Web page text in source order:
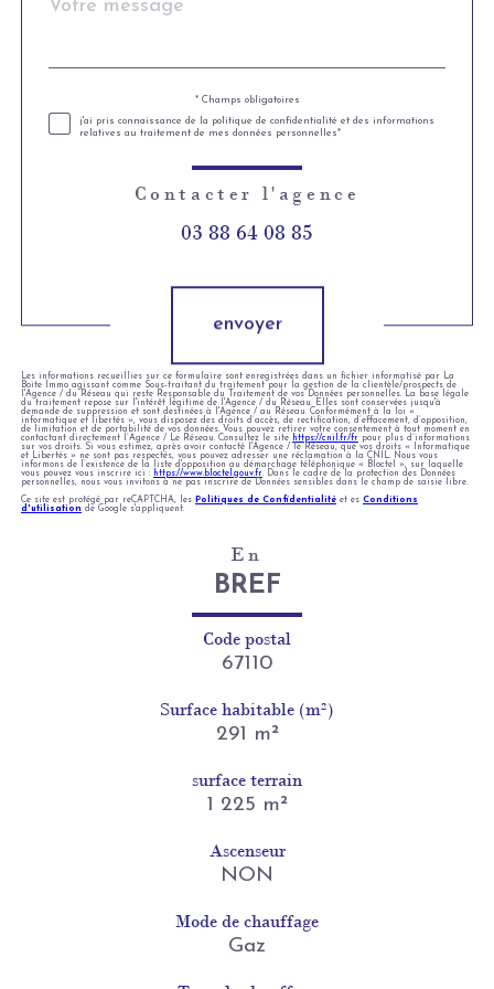
* Champs obligatoires
j'ai pris connaissance de la politique de confidentialité et des informations
relatives au traitement de mes données personnelles*
Contacter l'agence
03 88 64 08 85
envoyer
Les informations recueillies sur ce formulaire sont enregistrées dans un fichier informatisé par La
Boite Immo agissant comme Sous-traitant du traitement pour la gestion de la clientèle/prospects de
l'Agence / du Réseau qui reste Responsable du Traitement de vos Données personnelles. La base légale
du traitement repose sur l'intérêt légitime de l'Agence / du Réseau. Elles sont conservées jusqu'à
demande de suppression et sont destinées à l'Agence / au Réseau. Conformément à la loi «
informatique et libertés », vous disposez des droits d’accès, de rectification, d’effacement, d’opposition,
de limitation et de portabilité de vos données. Vous pouvez retirer votre consentement à tout moment en
contactant directement l’Agence / Le Réseau. Consultez le site
https://cnil.fr/fr pour plus d’informations
sur vos droits. Si vous estimez, après avoir contacté l'Agence / le Réseau, que vos droits « Informatique
et Libertés » ne sont pas respectés, vous pouvez adresser une réclamation à la CNIL. Nous vous
informons de l’existence de la liste d'opposition au démarchage téléphonique « Bloctel », sur laquelle
vous pouvez vous inscrire ici :
https://www.bloctel.gouv.fr . Dans le cadre de la protection des Données
personnelles, nous vous invitons à ne pas inscrire de Données sensibles dans le champ de saisie libre.
Ce site est protégé par reCAPTCHA, les
Politiques de Confidentialité et es Conditions
d'utilisation de Google s'appliquent.
En
BREF
Code postal
67110
Surface habitable (m²)
291 m²
surface terrain
1 225 m²
Ascenseur
NON
Mode de chauffage
Gaz